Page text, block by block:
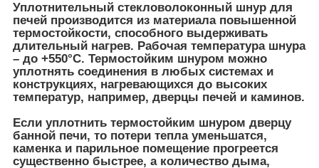
Уплотнительный стекловолоконный шнур для
печей производится из материала повышенной
термостойкости, способного выдерживать
длительный нагрев. Рабочая температура шнура
– до +550°С. Термостойким шнуром можно
уплотнять соединения в любых системах и
конструкциях, нагревающихся до высоких
температур, например, дверцы печей и каминов.
Если уплотнить термостойким шнуром дверцу
банной печи, то потери тепла уменьшатся,
каменка и парильное помещение прогреется
существенно быстрее, а количество дыма,